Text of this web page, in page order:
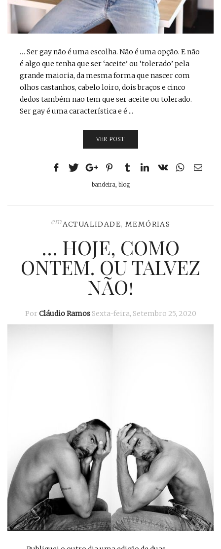
… Ser gay não é uma escolha. Não é uma opção. E não
é algo que tenha que ser ‘aceite’ ou ‘tolerado’ pela
grande maioria, da mesma forma que nascer com
olhos castanhos, cabelo loiro, dois braços e cinco
dedos também não tem que ser aceite ou tolerado.
Ser gay é uma característica e é ...
VER POST
bandeira blog
emACTUALIDADE, MEMÓRIAS
… HOJE, COMO
ONTEM. OU TALVEZ
NÃO!
Por Cláudio Ramos Sexta-feira, Setembro 25, 2020